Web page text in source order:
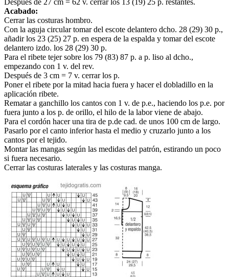
Después de 27 cm = 62 v. cerrar los 13 (19) 25 p. restantes.
Acabado:
Cerrar las costuras hombro.
Con la aguja circular tomar del escote delantero dcho. 28 (29) 30 p.,
añadir los 23 (25) 27 p. en espera de la espalda y tomar del escote
delantero izdo. los 28 (29) 30 p.
Para el ribete tejer sobre los 79 (83) 87 p. a p. liso al dcho.,
empezando con 1 v. del rev.
Después de 3 cm = 7 v. cerrar los p.
Poner el ribete por la mitad hacia fuera y hacer el dobladillo en la
aplicación ribete.
Rematar a ganchillo los cantos con 1 v. de p.e., haciendo los p.e. por
fuera junto a los p. de orillo, el hilo de la labor viene de abajo.
Para el cordón hacer una tira de p.de cad. de unos 100 cm de largo.
Pasarlo por el canto inferior hasta el medio y cruzarlo junto a los
cantos por el tejido.
Montar las mangas según las medidas del patrón, estirando un poco
si fuera necesario.
Cerrar las costuras laterales y las costuras manga.